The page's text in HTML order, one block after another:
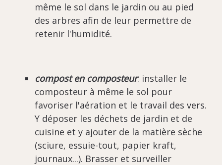
même le sol dans le jardin ou au pied
des arbres afin de leur permettre de
retenir l'humidité.
compost en composteur: installer le
composteur à même le sol pour
favoriser l'aération et le travail des vers.
Y déposer les déchets de jardin et de
cuisine et y ajouter de la matière sèche
(sciure, essuie-tout, papier kraft,
journaux...). Brasser et surveiller